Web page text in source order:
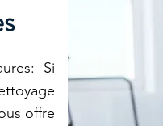
Si
offre